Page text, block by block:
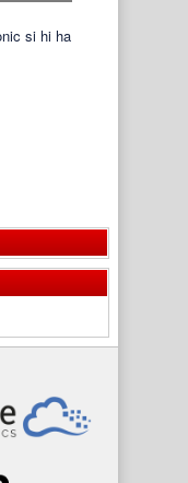
si hi ha